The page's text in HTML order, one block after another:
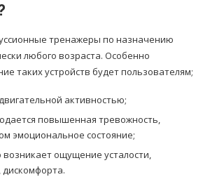
тренажеры по назначению
любого возраста. Особенно
таких устройств будет пользователям;
активностью;
повышенная тревожность,
эмоциональное состояние;
возникает ощущение усталости,